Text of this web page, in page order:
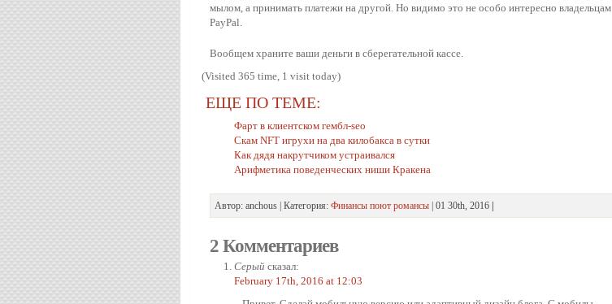
мылом, а принимать платежи на другой. Но видимо это не особо интересно владельцам
PayPal.
Вообщем храните ваши деньги в сберегательной кассе.
(Visited 365 time, 1 visit today)
ЕЩЕ ПО ТЕМЕ:
Фарт в клиентском гембл-seo
Скам NFT игрухи на два килобакса в сутки
Как дядя накрутчиком устраивался
Арифметика поведенческих ниши Кракена
Автор: anchous | Категория: Финансы поют романсы | 01 30th, 2016
2 Комментариев
Серый сказал:
February 17th, 2016 at 12:03